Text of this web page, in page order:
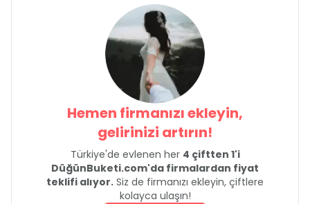
Hemen firmanızı ekleyin,
gelirinizi artırın!
Türkiye'de evlenen her 4 çiftten 1'i
DüğünBuketi.com'da firmalardan fiyat
teklifi alıyor. Siz de firmanızı ekleyin, çiftlere
kolayca ulaşın!